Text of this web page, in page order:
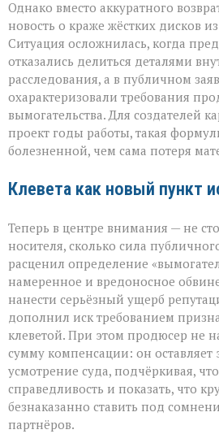
Однако вместо аккуратного
новость о краже жёстких дисков
Ситуация осложнилась, когда
отказались делиться деталями
расследования, а в публичном
охарактеризовали требования
вымогательства. Для создателей
проект годы работы, такая
болезненной, чем сама потеря
Клевета как новый пункт
Теперь в центре внимания — не
носителя, сколько сила
расценил определение
намеренное и вредоносное
нанести серьёзный ущерб
дополнил иск требованием
клеветой. При этом продюсер не
сумму компенсации: он оставляет
усмотрение суда, подчёркивая,
справедливость и показать, что
безнаказанно ставить под
партнёров.